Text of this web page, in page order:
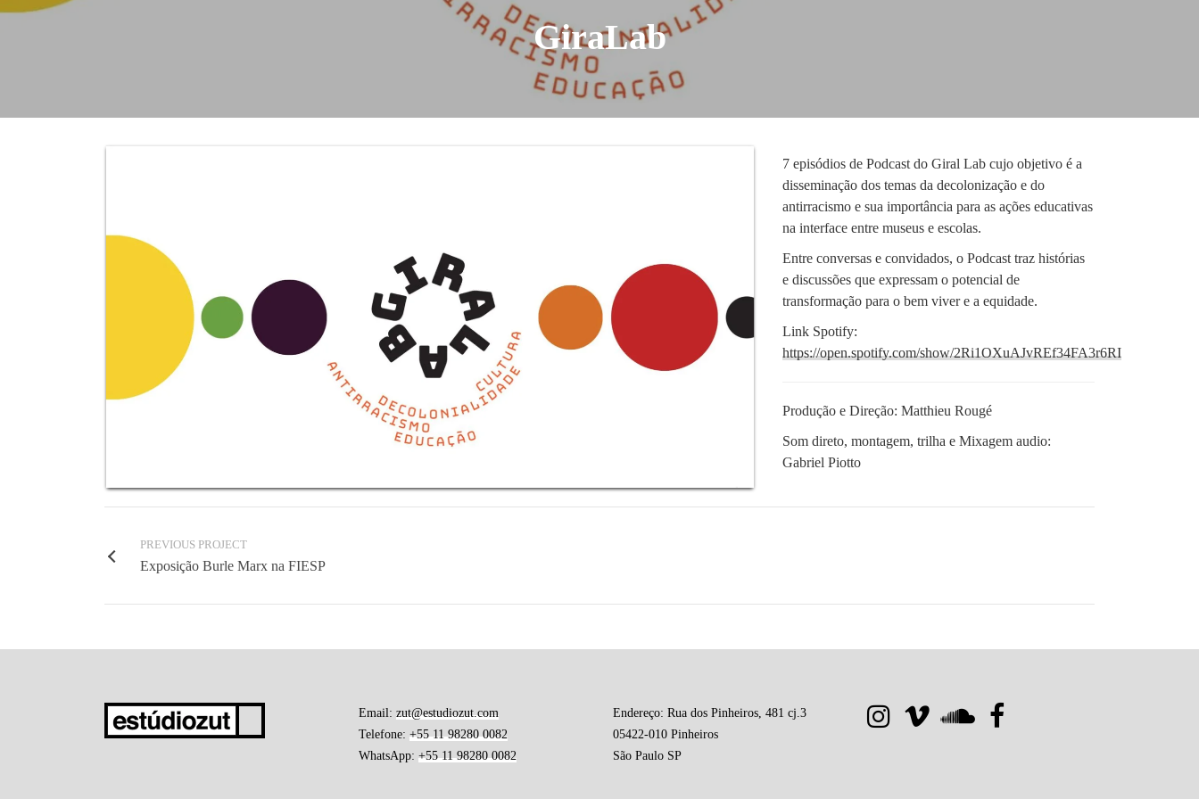
GiraLab
7 episódios de Podcast do Giral Lab cujo objetivo é a
disseminação dos temas da decolonização e do
antirracismo e sua importância para as ações educativas
na interface entre museus e escolas.
Entre conversas e convidados, o Podcast traz histórias
e discussões que expressam o potencial de
transformação para o bem viver e a equidade.
Link Spotify:
https://open.spotify.com/show/2Ri1OXuAJvREf34FA3r6RI
Produção e Direção: Matthieu Rougé
Som direto, montagem, trilha e Mixagem audio:
Gabriel Piotto
PREVIOUS PROJECT
Exposição Burle Marx na FIESP
Email: zut@estudiozut.com
Telefone: +55 11 98280 0082
WhatsApp: +55 11 98280 0082
Endereço: Rua dos Pinheiros, 481 cj.3
05422-010 Pinheiros
São Paulo SP